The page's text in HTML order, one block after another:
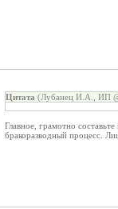
Цитата (Лубанец И.А., ИП
Главное, грамотно
бракоразводный процесс.